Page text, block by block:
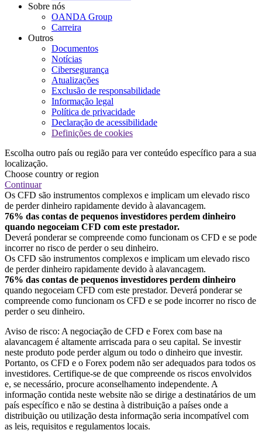
Sobre nós
OANDA Group
Carreira
Outros
Documentos
Notícias
Cibersegurança
Atualizações
Exclusão de responsabilidade
Informação legal
Política de privacidade
Declaração de acessibilidade
Definições de cookies
Escolha outro país ou região para ver conteúdo específico para a sua
localização.
Choose country or region
Continuar
Os CFD são instrumentos complexos e implicam um elevado risco
de perder dinheiro rapidamente devido à alavancagem.
76% das contas de pequenos investidores perdem dinheiro
quando negoceiam CFD com este prestador.
Deverá ponderar se compreende como funcionam os CFD e se pode
incorrer no risco de perder o seu dinheiro.
Os CFD são instrumentos complexos e implicam um elevado risco
de perder dinheiro rapidamente devido à alavancagem.
76% das contas de pequenos investidores perdem dinheiro
quando negoceiam CFD com este prestador. Deverá ponderar se
compreende como funcionam os CFD e se pode incorrer no risco de
perder o seu dinheiro.
Aviso de risco: A negociação de CFD e Forex com base na
alavancagem é altamente arriscada para o seu capital. Se investir
neste produto pode perder algum ou todo o dinheiro que investir.
Portanto, os CFD e o Forex podem não ser adequados para todos os
investidores. Certifique-se de que compreende os riscos envolvidos
e, se necessário, procure aconselhamento independente. A
informação contida neste website não se dirige a destinatários de um
país específico e não se destina à distribuição a países onde a
distribuição ou utilização desta informação seria incompatível com
as leis, requisitos e regulamentos locais.